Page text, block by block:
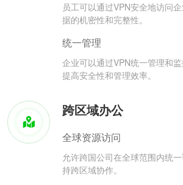
员工可以通过VPN安全地访问
据的机密性和完整性。
统一管理
企业可以通过VPN统一管理和
提高安全性和管理效率。
跨区域办公
全球资源访问
允许跨国公司在全球范围内统
持跨区域协作。